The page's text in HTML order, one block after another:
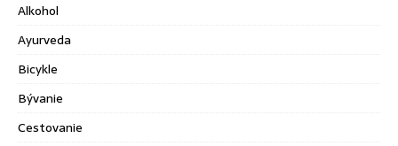
Alkohol
Ayurveda
Bicykle
Bývanie
Cestovanie